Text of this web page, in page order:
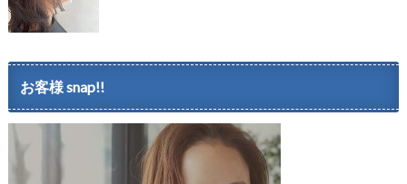
お客様 snap!!